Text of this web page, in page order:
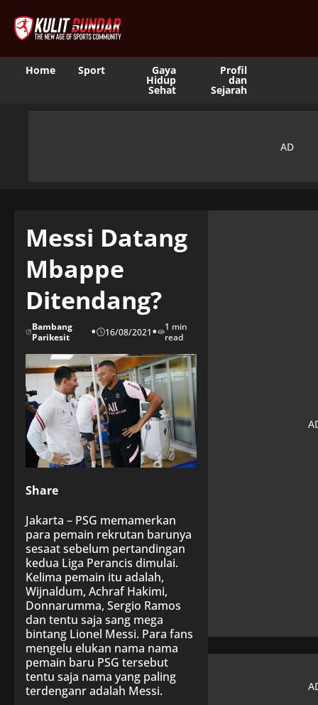
Home Sport Gaya
Hidup
Sehat
Profil
dan
Sejarah
Messi Datang
Mbappe
Ditendang?
Bambang
Parikesit
• 16/08/2021•
1 min
read
Share
Jakarta – PSG memamerkan
para pemain rekrutan barunya
sesaat sebelum pertandingan
kedua Liga Perancis dimulai.
Kelima pemain itu adalah,
Wijnaldum, Achraf Hakimi,
Donnarumma, Sergio Ramos
dan tentu saja sang mega
bintang Lionel Messi. Para fans
mengelu elukan nama nama
pemain baru PSG tersebut
tentu saja nama yang paling
terdenganr adalah Messi.